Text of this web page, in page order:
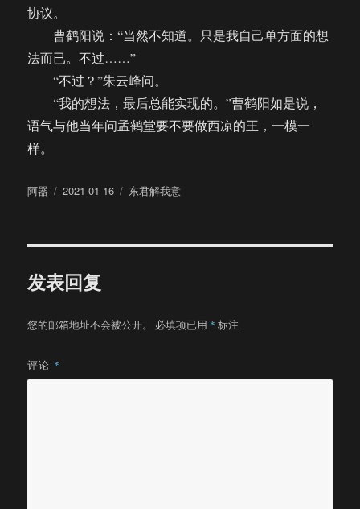
协议。
曹鹤阳说：“当然不知道。只是我自己单方面的想
法而已。不过……”
“不过？”朱云峰问。
“我的想法，最后总能实现的。”曹鹤阳如是说，
语气与他当年问孟鹤堂要不要做西凉的王，一模一
样。
作
阿器
发
2021-01-16
分
东君解我意
发表回复
您的邮箱地址不会被公开。 必填项已用 * 标注
评论 *